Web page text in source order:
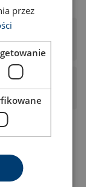
this steel
of this steel
przez